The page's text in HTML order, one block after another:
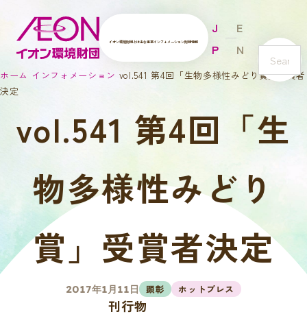
イオン環境財団とは主な事業インフォメーション財団情報
J
P
E
N
s
e
r
c
ホーム インフォメーション vol.541 第4回「生物多様性みどり賞」受賞者
決定
vol.541 第4回「生
物多様性みどり
賞」受賞者決定
2017年1月11日 顕彰 ホットプレス
刊行物